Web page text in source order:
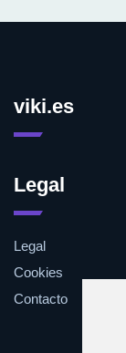
viki.es
Legal
Legal
Cookies
Contacto